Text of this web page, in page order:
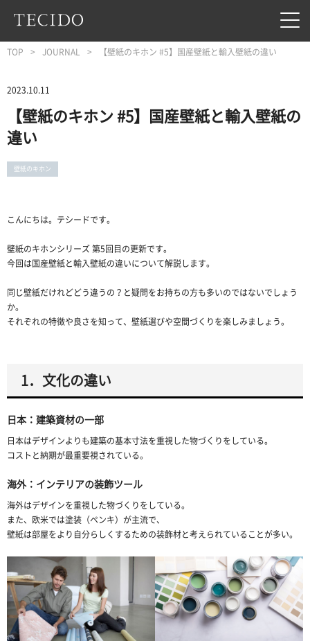
フッターへジャンプ
TOP JOURNAL 【壁紙のキホン #5】国産壁紙と輸入壁紙の違い
2023.10.11
【壁紙のキホン #5】国産壁紙と輸入壁紙の
違い
壁紙のキホン
こんにちは。テシードです。
壁紙のキホンシリーズ 第5回目の更新です。
今回は国産壁紙と輸入壁紙の違いについて解説します。
同じ壁紙だけれどどう違うの？と疑問をお持ちの方も多いのではないでしょう
か。
それぞれの特徴や良さを知って、壁紙選びや空間づくりを楽しみましょう。
1．文化の違い
日本：建築資材の一部
日本はデザインよりも建築の基本寸法を重視した物づくりをしている。
コストと納期が最重要視されている。
海外：インテリアの装飾ツール
海外はデザインを重視した物づくりをしている。
また、欧米では塗装（ペンキ）が主流で、
壁紙は部屋をより自分らしくするための装飾材と考えられていることが多い。